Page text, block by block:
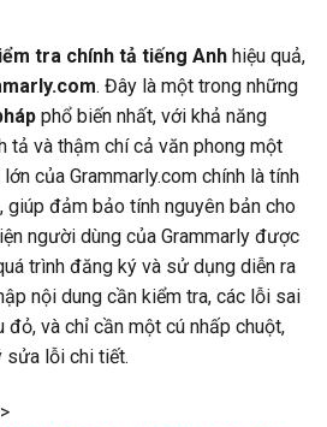
tra chính tả tiếng Anh hiệu quả,
. Đây là một trong những
phổ biến nhất, với khả năng
tả và thậm chí cả văn phong một
của Grammarly.com chính là tính
giúp đảm bảo tính nguyên bản cho
người dùng của Grammarly được
trình đăng ký và sử dụng diễn ra
nội dung cần kiểm tra, các lỗi sai
đỏ, và chỉ cần một cú nhấp chuột,
sửa lỗi chi tiết.